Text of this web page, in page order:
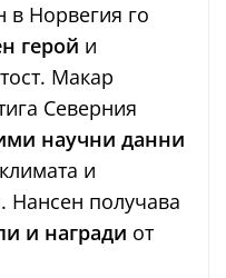
Норвегия го
герой и
Макар
Северния
научни данни
и
Нансен получава
и награди от